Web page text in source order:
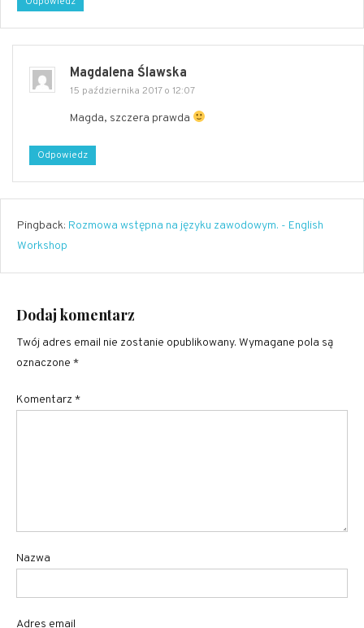
Magdalena Ślawska
15 października 2017 o 12:07
Magda, szczera prawda
Odpowiedz
Pingback: Rozmowa wstępna na języku zawodowym. - English
Workshop
Dodaj komentarz
Twój adres email nie zostanie opublikowany. Wymagane pola są
oznaczone *
Komentarz *
Nazwa
Adres email